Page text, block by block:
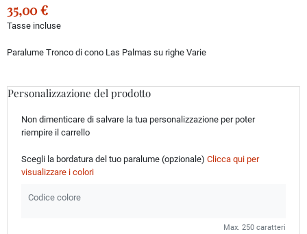
35,00 €
Tasse incluse
Paralume Tronco di cono Las Palmas su righe Varie
Personalizzazione del prodotto
Non dimenticare di salvare la tua personalizzazione per poter
riempire il carrello
Scegli la bordatura del tuo paralume (opzionale) Clicca qui per
visualizzare i colori
Max. 250 caratteri